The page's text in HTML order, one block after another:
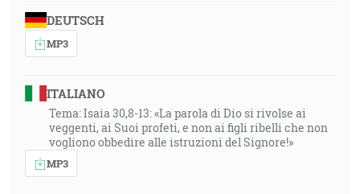
DEUTSCH
MP3
ITALIANO
Tema: Isaia 30,8-13: «La parola di Dio si rivolse ai
veggenti, ai Suoi profeti, e non ai figli ribelli che non
vogliono obbedire alle istruzioni del Signore!»
MP3